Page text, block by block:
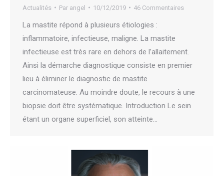
Actualités Par angel 10/12/2019 46 Commentaires
La mastite répond à plusieurs étiologies :
inflammatoire, infectieuse, maligne. La mastite
infectieuse est très rare en dehors de l’allaitement.
Ainsi la démarche diagnostique consiste en premier
lieu à éliminer le diagnostic de mastite
carcinomateuse. Au moindre doute, le recours à une
biopsie doit être systématique. Introduction Le sein
étant un organe superficiel, son atteinte…